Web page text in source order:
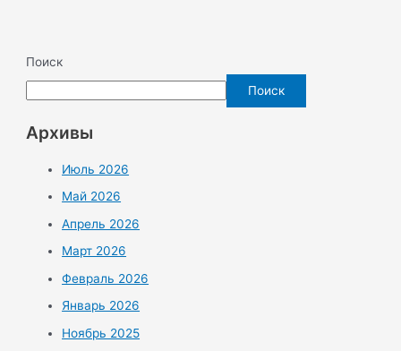
Поиск
Поиск
Архивы
Июль 2026
Май 2026
Апрель 2026
Март 2026
Февраль 2026
Январь 2026
Ноябрь 2025